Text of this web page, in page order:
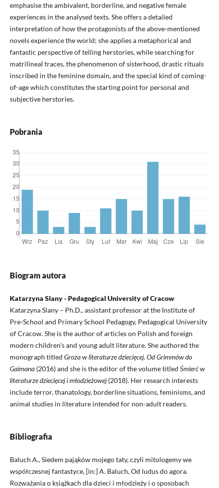
emphasise the ambivalent, borderline, and negative female
experiences in the analysed texts. She offers a detailed
interpretation of how the protagonists of the above-mentioned
novels experience the world; she applies a metaphorical and
fantastic perspective of telling herstories, while searching for
matrilineal traces, the phenomenon of sisterhood, drastic rituals
inscribed in the feminine domain, and the special kind of coming-
of-age which constitutes the starting point for personal and
subjective herstories.
Pobrania
Biogram autora
Katarzyna Slany - Pedagogical University of Cracow
Katarzyna Slany – Ph.D., assistant professor at the Institute of
Pre-School and Primary School Pedagogy, Pedagogical University
of Cracow. She is the author of articles on Polish and foreign
modern children’s and young adult literature. She authored the
monograph titled Groza w literaturze dziecięcej.Od Grimmów do
Gaimana (2016) and she is the editor of the volume titled Śmierć w
literaturze dziecięcej i młodzieżowej (2018). Her research interests
include terror, thanatology, borderline situations, feminisms, and
animal studies in literature intended for non-adult readers.
Bibliografia
Baluch A., Siedem pająków mojego taty, czyli mitologemy we
współczesnej fantastyce, [in:] A. Baluch, Od ludus do agora.
Rozważania o książkach dla dzieci i młodzieży i o sposobach